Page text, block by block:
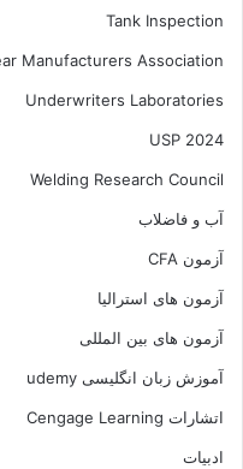
Tank Inspection
Manufacturers Association
Underwriters Laboratories
USP 2024
Welding Research Council
آب و فاضلاب
آزمون CFA
آزمون های استرالیا
آزمون های بین المللی
آموزش زبان انگلیسی udemy
اتشارات Cengage Learning
ادبیات